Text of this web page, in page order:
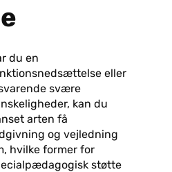
du en
eller
svære
kan du
arten få
og vejledning
hvilke former for
støtte